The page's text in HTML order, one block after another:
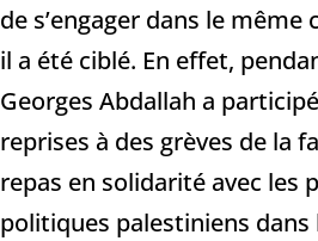
de s’engager dans le
il a été ciblé. En effet,
Georges Abdallah a
reprises à des grèves de la
repas en solidarité avec les
politiques palestiniens dans